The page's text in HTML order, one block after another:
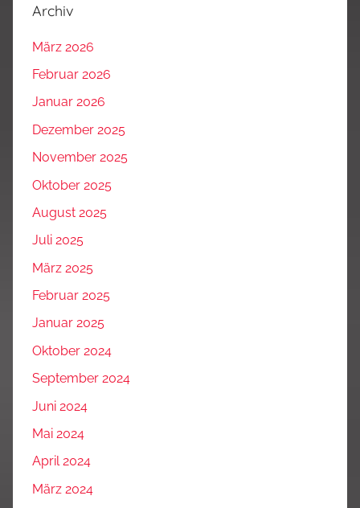
Archiv
März 2026
Februar 2026
Januar 2026
Dezember 2025
November 2025
Oktober 2025
August 2025
Juli 2025
März 2025
Februar 2025
Januar 2025
Oktober 2024
September 2024
Juni 2024
Mai 2024
April 2024
März 2024